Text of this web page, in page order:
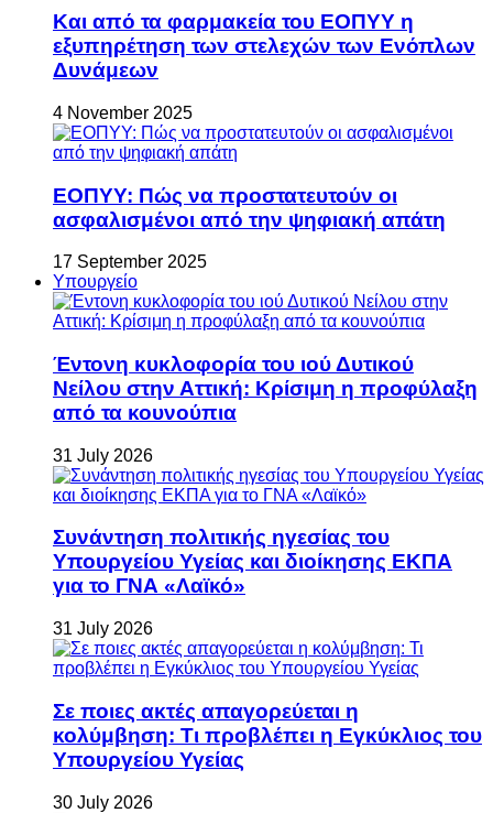
Και από τα φαρμακεία του ΕΟΠΥΥ η
εξυπηρέτηση των στελεχών των Ενόπλων
Δυνάμεων
4 November 2025
ΕΟΠΥΥ: Πώς να προστατευτούν οι
ασφαλισμένοι από την ψηφιακή απάτη
17 September 2025
Υπουργείο
Έντονη κυκλοφορία του ιού Δυτικού
Νείλου στην Αττική: Κρίσιμη η προφύλαξη
από τα κουνούπια
31 July 2026
Συνάντηση πολιτικής ηγεσίας του
Υπουργείου Υγείας και διοίκησης ΕΚΠΑ
για το ΓΝΑ «Λαϊκό»
31 July 2026
Σε ποιες ακτές απαγορεύεται η
κολύμβηση: Τι προβλέπει η Εγκύκλιος του
Υπουργείου Υγείας
30 July 2026